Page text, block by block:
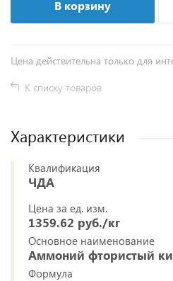
В корзину
Цена действительна только для
К списку товаров
Характеристики
Квалификация
ЧДА
Цена за ед. изм.
1359.62 руб./кг
Основное наименование
Аммоний фтористый
Формула